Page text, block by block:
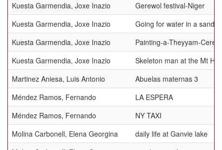
Kuesta Garmendia, Joxe Inazio
Gerewol festival-Niger
Kuesta Garmendia, Joxe Inazio
Going for water in a
Kuesta Garmendia, Joxe Inazio
Painting-a-Theyyam-
Kuesta Garmendia, Joxe Inazio
Skeleton man at the Mt
Martinez Aniesa, Luis Antonio
Abuelas maternas 3
Méndez Ramos, Fernando
LA ESPERA
Méndez Ramos, Fernando
NY TAXI
Molina Carbonell, Elena Georgina
daily life at Ganvie lake